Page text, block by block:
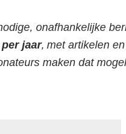
onafhankelijke
jaar, met artikelen
maken dat